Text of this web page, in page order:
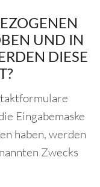
UND IN
DIESE
Eingabemaske
haben, werden
Zwecks